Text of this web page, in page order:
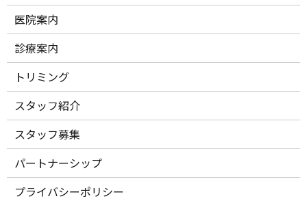
医院案内
診療案内
トリミング
スタッフ紹介
スタッフ募集
パートナーシップ
プライバシーポリシー